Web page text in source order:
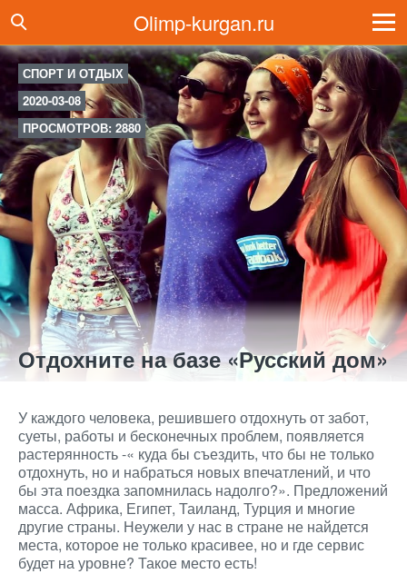
Olimp-kurgan.ru
СПОРТ И ОТДЫХ
2020-03-08
ПРОСМОТРОВ: 2880
Отдохните на базе «Русский дом»
У каждого человека, решившего отдохнуть от забот,
суеты, работы и бесконечных проблем, появляется
растерянность -« куда бы съездить, что бы не только
отдохнуть, но и набраться новых впечатлений, и что
бы эта поездка запомнилась надолго?». Предложений
масса. Африка, Египет, Таиланд, Турция и многие
другие страны. Неужели у нас в стране не найдется
места, которое не только красивее, но и где сервис
будет на уровне? Такое место есть!